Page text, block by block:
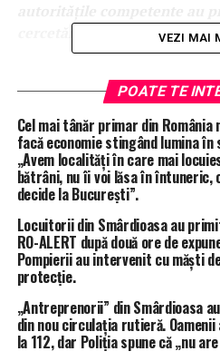
„, a transmis ISU
ÎNTÂMPLĂRI RECERENTE
ACCIDENT TELEORMAN
STIRI
STIRI TELEORMAN
STRIGURI PE
TOTAL IMPACT
URMĂTORUL ARTICOL
Autoturism făcut praf la
spital cu traumatisme în zona
NU RATA
Teatrul Hyperion în vizita la
umplut cu copii/VIDEO
VEZI MAI
POATE TE
Cel mai tânăr primar din România
facă economie stingând lumina în
„Avem localități în care mai
bătrâni, nu îi voi lăsa în întuneric,
decide la București”.
Locuitorii din Smârdioasa au
RO-ALERT după două ore de
Pompierii au intervenit cu măști
protecție.
„Antreprenorii” din Smârdioasa
din nou circulația rutieră. Oamenii
la 112, dar Poliția spune că „nu